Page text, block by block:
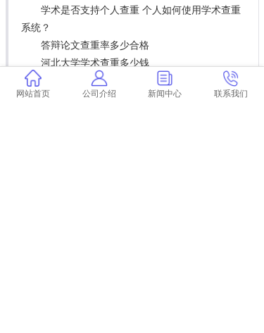
学术是否支持个人查重 个人如何使用学术查重
系统？
答辩论文查重率多少合格
河北大学学术查重多少钱
学术查重会查字数吗
论文查重67怎么改 如何修改论文查重？
网站首页 公司介绍 新闻中心 联系我们